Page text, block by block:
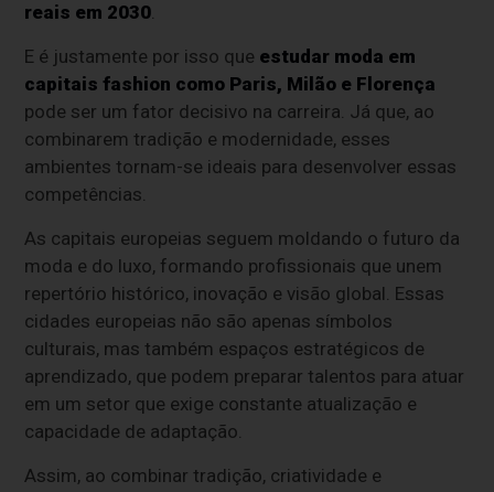
reais em 2030.
E é justamente por isso que estudar moda em
capitais fashion como Paris, Milão e Florença
pode ser um fator decisivo na carreira. Já que, ao
combinarem tradição e modernidade, esses
ambientes tornam-se ideais para desenvolver essas
competências.
As capitais europeias seguem moldando o futuro da
moda e do luxo, formando profissionais que unem
repertório histórico, inovação e visão global. Essas
cidades europeias não são apenas símbolos
culturais, mas também espaços estratégicos de
aprendizado, que podem preparar talentos para atuar
em um setor que exige constante atualização e
capacidade de adaptação.
Assim, ao combinar tradição, criatividade e